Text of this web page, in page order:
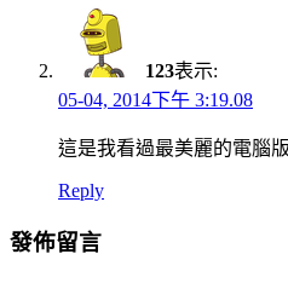
123表示:
05-04, 2014下午 3:19.08
這是我看過最美麗的電腦
Reply
發佈留言